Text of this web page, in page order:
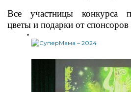
Все участницы конкурса
цветы и подарки от спонсоров